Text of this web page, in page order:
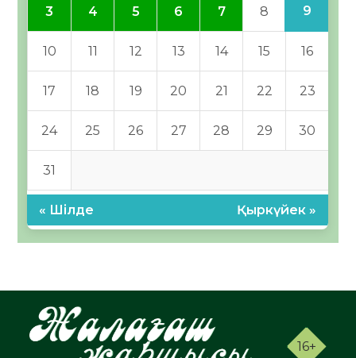
3 4 5 6 7 8 9
10 11 12 13 14 15 16
17 18 19 20 21 22 23
24 25 26 27 28 29 30
31
« Шілде Қыркүйек »
16+